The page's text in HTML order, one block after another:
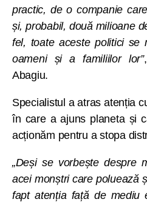
practic, de o companie
și, probabil, două milioane
fel, toate aceste politici se
oameni și a familiilor lor”
Abagiu.
Specialistul a atras atenția
în care a ajuns planeta și
acționăm pentru a stopa
„Deși se vorbește despre
acei monștri care poluează
fapt atenția față de mediu